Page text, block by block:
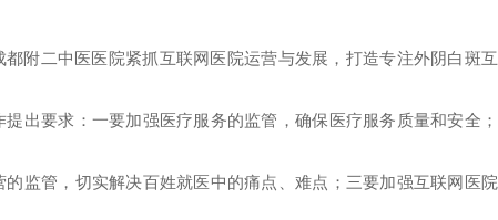
都附二中医医院紧抓互联网医院运营与发展，打造专注外阴白斑互
出要求：一要加强医疗服务的监管，确保医疗服务质量和安全；
的监管，切实解决百姓就医中的痛点、难点；三要加强互联网医院